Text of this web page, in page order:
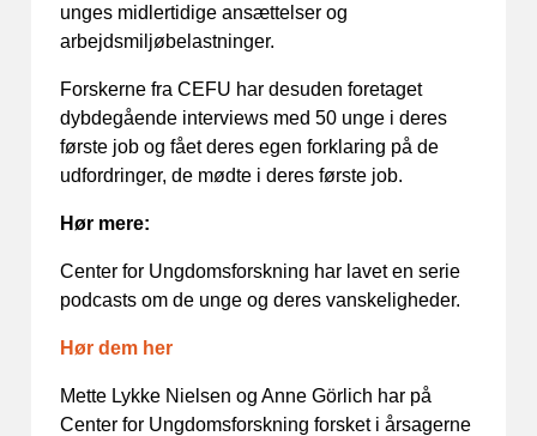
unges midlertidige ansættelser og
arbejdsmiljøbelastninger.
Forskerne fra CEFU har desuden foretaget
dybdegående interviews med 50 unge i deres
første job og fået deres egen forklaring på de
udfordringer, de mødte i deres første job.
Hør mere:
Center for Ungdomsforskning har lavet en serie
podcasts om de unge og deres vanskeligheder.
Hør dem her
Mette Lykke Nielsen og Anne Görlich har på
Center for Ungdomsforskning forsket i årsagerne